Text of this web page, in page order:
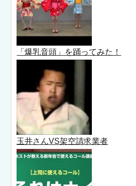
「爆乳音頭」を踊ってみた！
玉井さんVS架空請求業者